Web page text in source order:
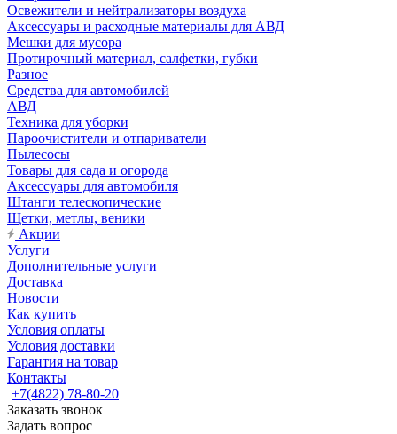
Освежители и нейтрализаторы воздуха
Аксессуары и расходные материалы для АВД
Мешки для мусора
Протирочный материал, салфетки, губки
Разное
Средства для автомобилей
АВД
Техника для уборки
Пароочистители и отпариватели
Пылесосы
Товары для сада и огорода
Аксессуары для автомобиля
Штанги телескопические
Щетки, метлы, веники
Акции
Услуги
Дополнительные услуги
Доставка
Новости
Как купить
Условия оплаты
Условия доставки
Гарантия на товар
Контакты
+7(4822) 78-80-20
Заказать звонок
Задать вопрос